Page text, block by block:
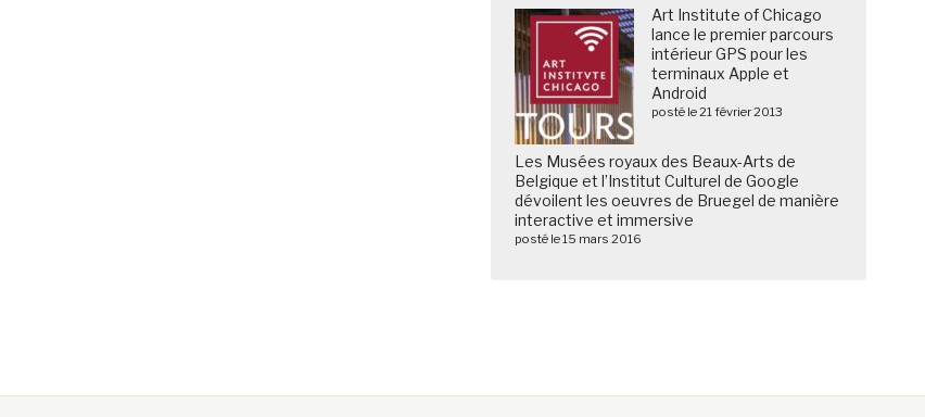
Art Institute of Chicago
lance le premier parcours
intérieur GPS pour les
terminaux Apple et
Android
posté le 21 février 2013
Les Musées royaux des Beaux-Arts de
Belgique et l’Institut Culturel de Google
dévoilent les oeuvres de Bruegel de manière
interactive et immersive
posté le 15 mars 2016